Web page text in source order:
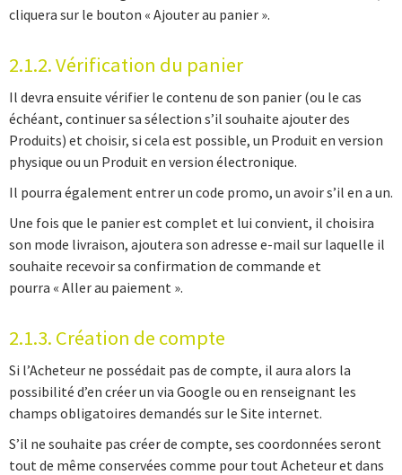
cliquera sur le bouton « Ajouter au panier ».
2.1.2. Vérification du panier
Il devra ensuite vérifier le contenu de son panier (ou le cas
échéant, continuer sa sélection s’il souhaite ajouter des
Produits) et choisir, si cela est possible, un Produit en version
physique ou un Produit en version électronique.
Il pourra également entrer un code promo, un avoir s’il en a un.
Une fois que le panier est complet et lui convient, il choisira
son mode livraison, ajoutera son adresse e-mail sur laquelle il
souhaite recevoir sa confirmation de commande et
pourra « Aller au paiement ».
2.1.3. Création de compte
Si l’Acheteur ne possédait pas de compte, il aura alors la
possibilité d’en créer un via Google ou en renseignant les
champs obligatoires demandés sur le Site internet.
S’il ne souhaite pas créer de compte, ses coordonnées seront
tout de même conservées comme pour tout Acheteur et dans